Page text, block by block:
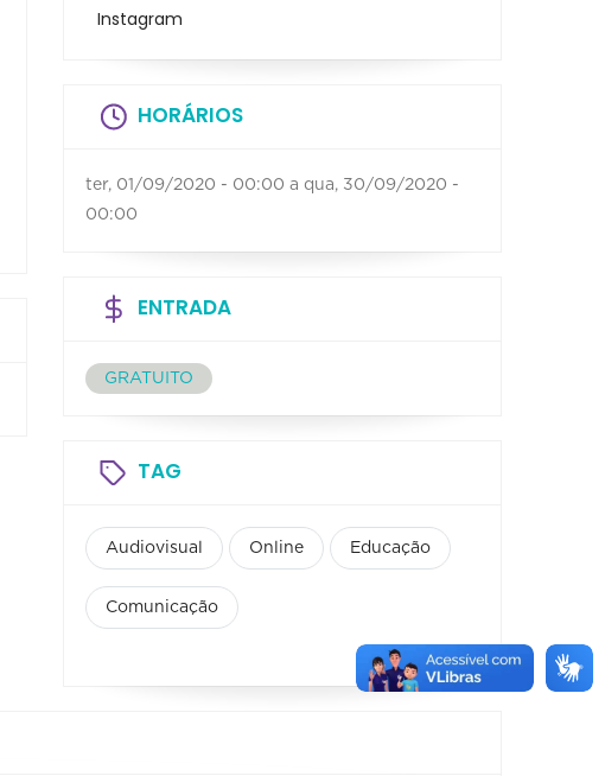
Instagram
HORÁRIOS
ter, 01/09/2020 - 00:00 a qua, 30/09/2020 -
00:00
ENTRADA
GRATUITO
TAG
Audiovisual Online Educação
Comunicação